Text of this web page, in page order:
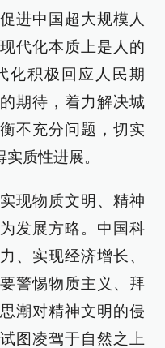
进中国超大规模人
代化本质上是人的
化积极回应人民期
期待，着力解决城
不充分问题，切实
质性进展。
现物质文明、精神
发展方略。中国科
、实现经济增长、
警惕物质主义、拜
潮对精神文明的侵
图凌驾于自然之上